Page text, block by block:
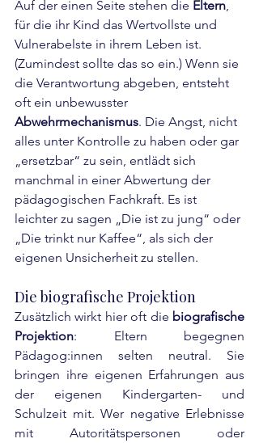
Auf der einen Seite stehen die Eltern
für die ihr Kind das Wertvollste und
Vulnerabelste in ihrem Leben ist.
(Zumindest sollte das so ein.) Wenn sie
die Verantwortung abgeben, entsteht
oft ein unbewusster
Abwehrmechanismus. Die Angst, nicht
alles unter Kontrolle zu haben oder gar
„ersetzbar“ zu sein, entlädt sich
manchmal in einer Abwertung der
pädagogischen Fachkraft. Es ist
leichter zu sagen „Die ist zu jung“ oder
„Die trinkt nur Kaffee“, als sich der
eigenen Unsicherheit zu stellen.
Die biografische Projektion
Zusätzlich wirkt hier oft die biografische
Projektion: Eltern begegnen
Pädagog:innen selten neutral. Sie
bringen ihre eigenen Erfahrungen aus
der eigenen Kindergarten- und
Schulzeit mit. Wer negative Erlebnisse
mit Autoritätspersonen oder